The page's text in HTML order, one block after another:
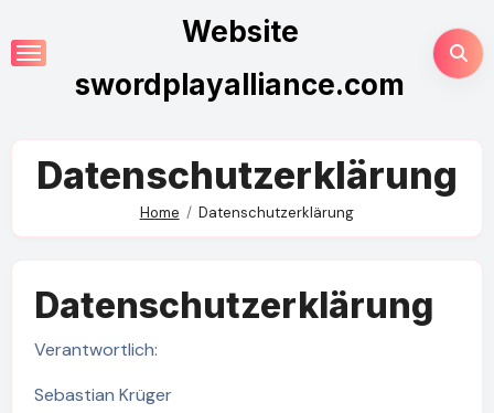
to
Website
swordplayalliance.com
Datenschutzerklärung
Home Datenschutzerklärung
Datenschutzerklärung
Verantwortlich:
Sebastian Krüger